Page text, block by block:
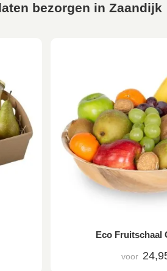
bezorgen in Zaandijk
Eco Fruitschaal
voor